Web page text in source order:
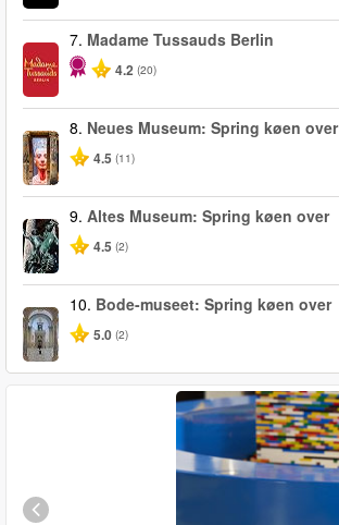
7. Madame Tussauds Berlin
4.2 (20)
8. Neues Museum: Spring køen over
4.5 (11)
9. Altes Museum: Spring køen over
4.5 (2)
10. Bode-museet: Spring køen over
5.0 (2)